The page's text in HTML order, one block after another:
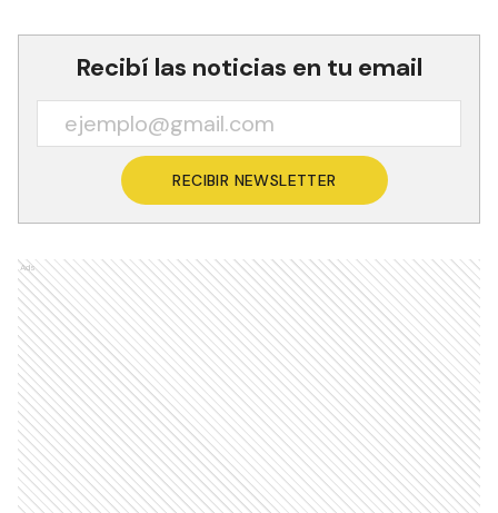
Recibí las noticias en tu email
RECIBIR NEWSLETTER
Ads